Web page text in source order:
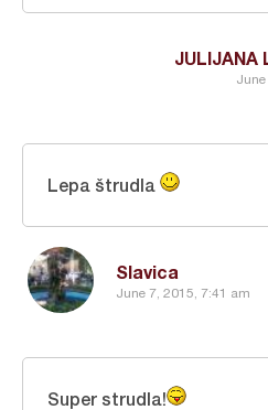
JULIJANA
Slavica
June 7, 2015, 7:41 am
Lepa štrudla
Super strudla!